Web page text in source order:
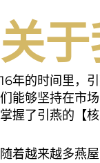
关于
16年的时间里，
们能够坚持在市
掌握了引燕的【
随着越来越多燕